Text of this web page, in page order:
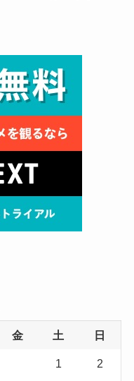
金 土 日
1 2